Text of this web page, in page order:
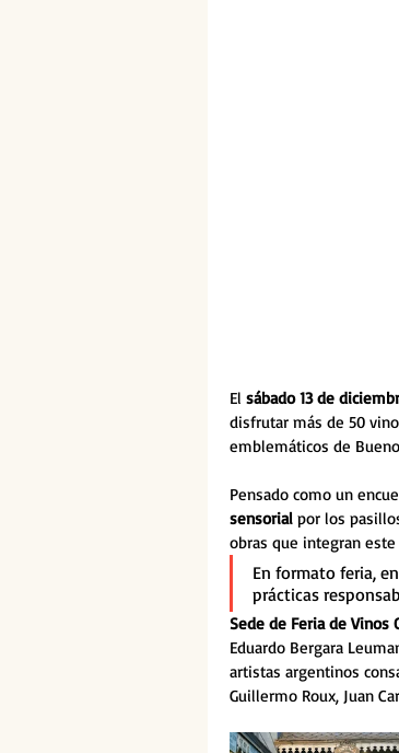
El sábado 13 de
disfrutar más de 50
emblemáticos de
Pensado como un
sensorial por los
obras que integran
En formato feria,
prácticas
Sede de Feria de Vinos
Eduardo Bergara
artistas argentinos
Guillermo Roux, Juan